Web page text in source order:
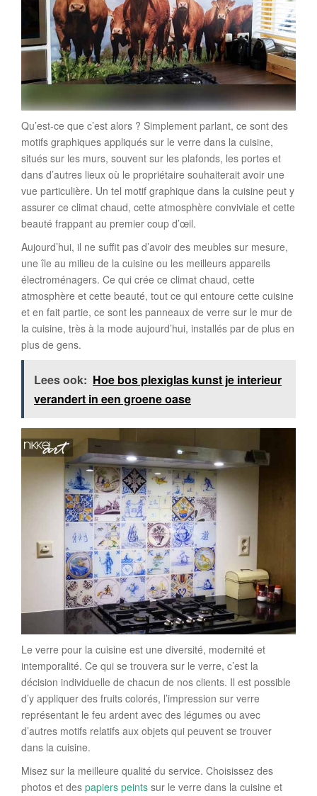
Qu’est-ce que c’est alors ? Simplement parlant, ce sont des
motifs graphiques appliqués sur le verre dans la cuisine,
situés sur les murs, souvent sur les plafonds, les portes et
dans d’autres lieux où le propriétaire souhaiterait avoir une
vue particulière. Un tel motif graphique dans la cuisine peut y
assurer ce climat chaud, cette atmosphère conviviale et cette
beauté frappant au premier coup d’œil.
Aujourd’hui, il ne suffit pas d’avoir des meubles sur mesure,
une île au milieu de la cuisine ou les meilleurs appareils
électroménagers. Ce qui crée ce climat chaud, cette
atmosphère et cette beauté, tout ce qui entoure cette cuisine
et en fait partie, ce sont les panneaux de verre sur le mur de
la cuisine, très à la mode aujourd’hui, installés par de plus en
plus de gens.
Lees ook: Hoe bos plexiglas kunst je interieur
verandert in een groene oase
Le verre pour la cuisine est une diversité, modernité et
intemporalité. Ce qui se trouvera sur le verre, c’est la
décision individuelle de chacun de nos clients. Il est possible
d’y appliquer des fruits colorés, l’impression sur verre
représentant le feu ardent avec des légumes ou avec
d’autres motifs relatifs aux objets qui peuvent se trouver
dans la cuisine.
Misez sur la meilleure qualité du service. Choisissez des
photos et des papiers peints sur le verre dans la cuisine et